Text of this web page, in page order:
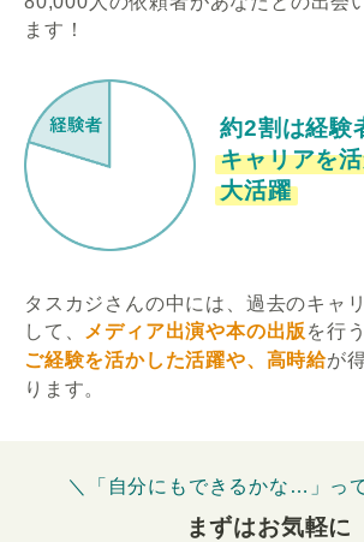
ます！
約2割は経験
キャリアを
大活躍
タスカジさんの中には、過去のキャ
して、
メディア出演や本の出版 を行
ご経験を活かした活躍や、高時給が
ります。
＼「自分にもできるかな…」っ
まずはお気軽に